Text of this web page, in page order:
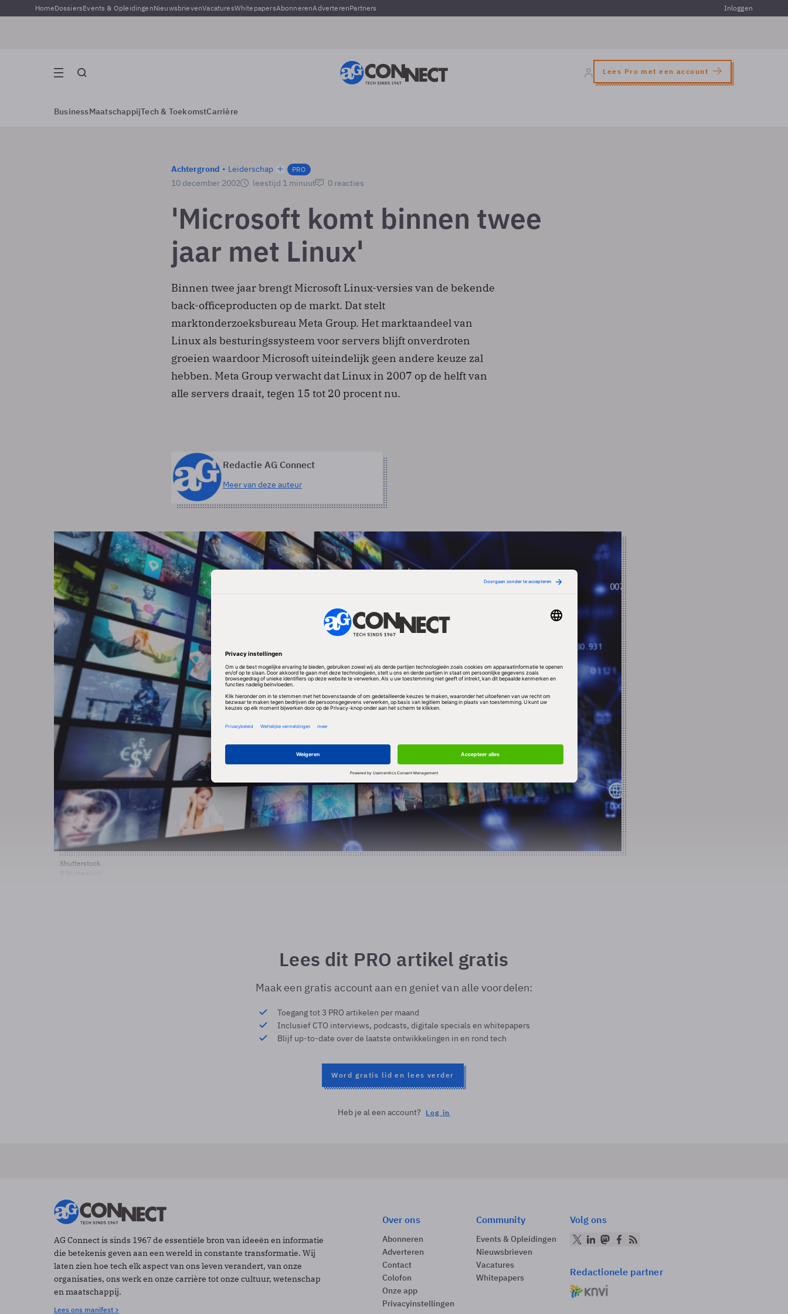
HomeDossiersEvents & OpleidingenNieuwsbrievenVacaturesWhitepapersAbonnerenAdverterenPartners Inloggen
Lees Pro met een account
BusinessMaatschappijTech & ToekomstCarrière
Achtergrond Leiderschap PRO
10 december 2002 leestijd 1 minuut 0 reacties
'Microsoft komt binnen twee
jaar met Linux'
Binnen twee jaar brengt Microsoft Linux-versies van de bekende
back-officeproducten op de markt. Dat stelt
marktonderzoeksbureau Meta Group. Het marktaandeel van
Linux als besturingssysteem voor servers blijft onverdroten
groeien waardoor Microsoft uiteindelijk geen andere keuze zal
hebben. Meta Group verwacht dat Linux in 2007 op de helft van
alle servers draait, tegen 15 tot 20 procent nu.
Redactie AG Connect
Meer van deze auteur
Shutterstock
Lees dit PRO artikel gratis
Maak een gratis account aan en geniet van alle voordelen:
Toegang tot 3 PRO artikelen per maand
Inclusief CTO interviews, podcasts, digitale specials en whitepapers
Blijf up-to-date over de laatste ontwikkelingen in en rond tech
Word gratis lid en lees verder
Heb je al een account? Log in
AG Connect is sinds 1967 de essentiële bron van ideeën en informatie
die betekenis geven aan een wereld in constante transformatie. Wij
laten zien hoe tech elk aspect van ons leven verandert, van onze
organisaties, ons werk en onze carrière tot onze cultuur, wetenschap
en maatschappij.
Lees ons manifest >
Over ons
Abonneren
Adverteren
Contact
Colofon
Onze app
Privacyinstellingen
Community
Events & Opleidingen
Nieuwsbrieven
Vacatures
Whitepapers
Volg ons
Redactionele partner